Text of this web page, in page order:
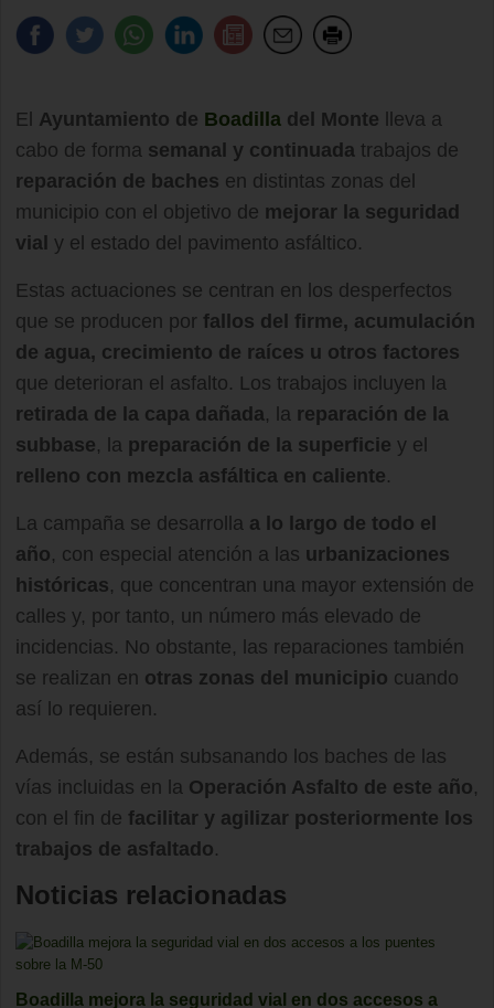
El Ayuntamiento de Boadilla del Monte lleva a
cabo de forma semanal y continuada trabajos de
reparación de baches en distintas zonas del
municipio con el objetivo de mejorar la seguridad
vial y el estado del pavimento asfáltico.
Estas actuaciones se centran en los desperfectos
que se producen por fallos del firme, acumulación
de agua, crecimiento de raíces u otros factores
que deterioran el asfalto. Los trabajos incluyen la
retirada de la capa dañada, la reparación de la
subbase, la preparación de la superficie y el
relleno con mezcla asfáltica en caliente.
La campaña se desarrolla a lo largo de todo el
año, con especial atención a las urbanizaciones
históricas, que concentran una mayor extensión de
calles y, por tanto, un número más elevado de
incidencias. No obstante, las reparaciones también
se realizan en otras zonas del municipio cuando
así lo requieren.
Además, se están subsanando los baches de las
vías incluidas en la Operación Asfalto de este año,
con el fin de facilitar y agilizar posteriormente los
trabajos de asfaltado.
Noticias relacionadas
Boadilla mejora la seguridad vial en dos accesos a